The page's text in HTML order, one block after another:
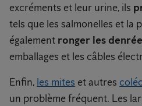
excréments et leur urine, ils
tels que les salmonelles et la
également ronger les
emballages et les câbles
Enfin, les mites et autres
un problème fréquent. Les